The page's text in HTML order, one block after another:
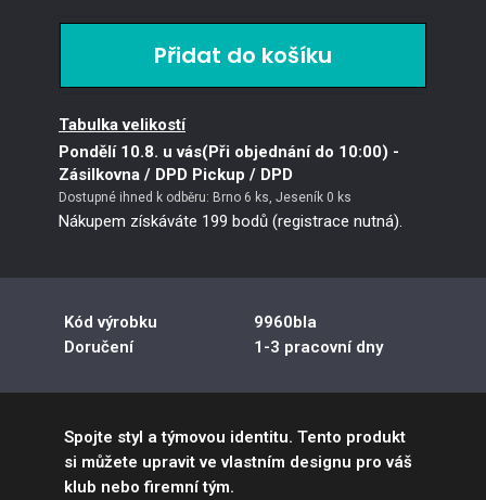
Tabulka velikostí
Pondělí 10.8. u vás(Při objednání do 10:00) -
Zásilkovna / DPD Pickup / DPD
Dostupné ihned k odběru: Brno 6 ks, Jeseník 0 ks
Nákupem získáváte 199 bodů (registrace nutná).
Kód výrobku
9960bla
Doručení
1-3 pracovní dny
Spojte styl a týmovou identitu. Tento produkt
si můžete upravit ve vlastním designu pro váš
klub nebo firemní tým.